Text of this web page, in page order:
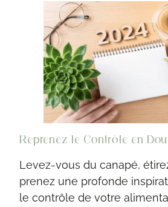
Reprenez le Contrôle en
Levez-vous du canapé,
prenez une profonde
le contrôle de votre